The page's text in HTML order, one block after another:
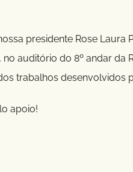
presidente Rose Laura
auditório do 8º andar da
trabalhos desenvolvidos
apoio!